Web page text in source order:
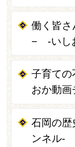
働く皆
− -いし
子育て
おか動
石岡の
ンネル-